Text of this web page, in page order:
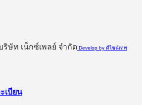
ษัท เน็กซ์เพลย์ จำกัด Develop by ดีไซน์เทพ
เบียน